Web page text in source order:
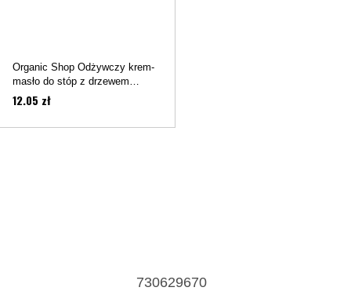
Organic Shop Odżywczy krem-
masło do stóp z drzewem
herbacianym i paczulą, 75 ml
12.05 zł
730629670